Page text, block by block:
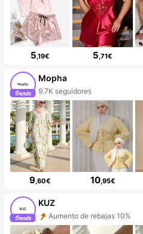
5 ,19€ 5 ,71€
Mopha
¡La tienda tiene artículos nuevos
9,60€ 10,95€
KUZ
Aumento de rebajas 10%